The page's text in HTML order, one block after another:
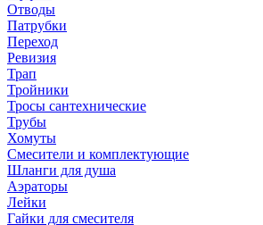
Отводы
Патрубки
Переход
Ревизия
Трап
Тройники
Тросы сантехнические
Трубы
Хомуты
Смесители и комплектующие
Шланги для душа
Аэраторы
Лейки
Гайки для смесителя